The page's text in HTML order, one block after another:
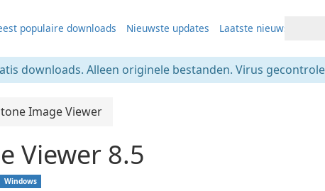
populaire downloads Nieuwste updates Laatste nieuws
downloads. Alleen originele bestanden. Virus
Image Viewer
Viewer 8.5
Windows